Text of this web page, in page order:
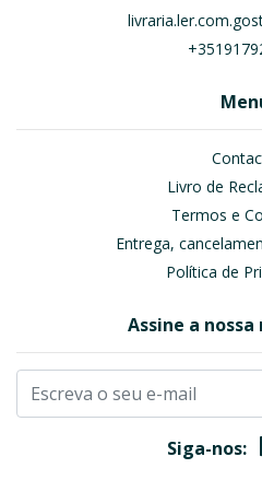
Livro de
Termos e
Entrega,
Política de
Assine a
Siga-nos: